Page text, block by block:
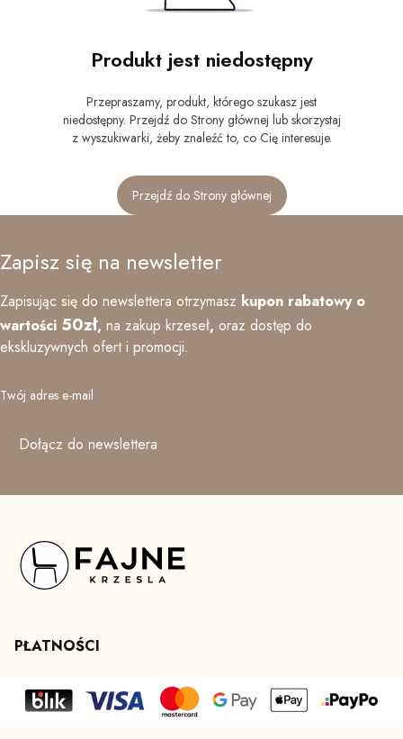
Produkt jest niedostępny
Przepraszamy, produkt, którego szukasz jest
niedostępny. Przejdź do Strony głównej lub skorzystaj
z wyszukiwarki, żeby znaleźć to, co Cię interesuje.
Przejdź do Strony głównej
Zapisz się na newsletter
Zapisując się do newslettera otrzymasz kupon rabatowy o
wartości 50zł, na zakup krzeseł, oraz dostęp do
ekskluzywnych ofert i promocji.
Twój adres e-mail
Dołącz do newslettera
PŁATNOŚCI